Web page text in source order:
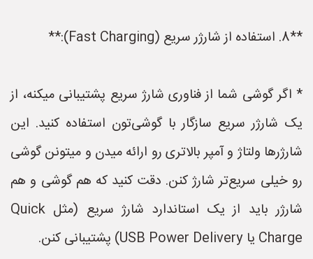
**8. استفاده از شارژر سریع (Fast Charging):**
* اگر گوشی شما از فناوری شارژ سریع پشتیبانی میکنه، از
یک شارژر سریع سازگار با گوشی‌تون استفاده کنید. این
شارژرها ولتاژ و آمپر بالاتری رو ارائه میدن و میتونن گوشی
رو خیلی سریع‌تر شارژ کنن. دقت کنید که هم گوشی و هم
شارژر باید از یک استاندارد شارژ سریع (مثل Quick
Charge یا USB Power Delivery) پشتیبانی کنن.